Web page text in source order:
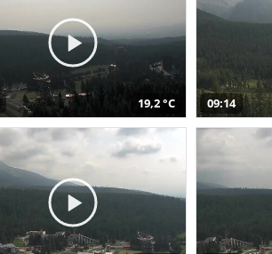
19,2 °C 09:14